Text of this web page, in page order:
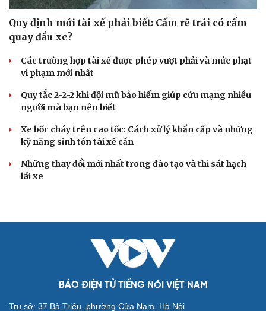
Quy định mới tài xế phải biết: Cấm rẽ trái có cấm
quay đầu xe?
Các trường hợp tài xế được phép vượt phải và mức phạt
vi phạm mới nhất
Quy tắc 2-2-2 khi đội mũ bảo hiểm giúp cứu mạng nhiều
người mà bạn nên biết
Xe bốc cháy trên cao tốc: Cách xử lý khẩn cấp và những
kỹ năng sinh tồn tài xế cần
Những thay đổi mới nhất trong đào tạo và thi sát hạch
lái xe
BÁO ĐIỆN TỬ TIẾNG NÓI VIỆT NAM
Trụ sở: 37 Bà Triệu, phường Cửa Nam, Hà Nội